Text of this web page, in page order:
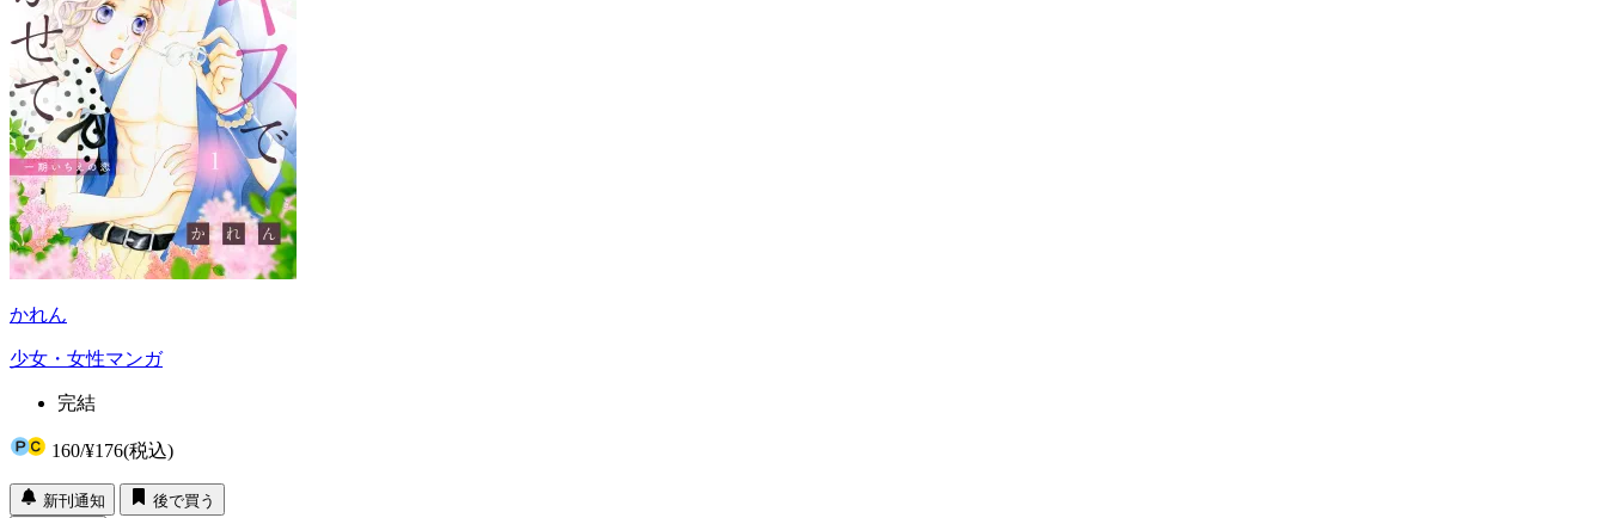
かれん
少女・女性マンガ
完結
160/¥176(税込)
新刊通知
後で買う